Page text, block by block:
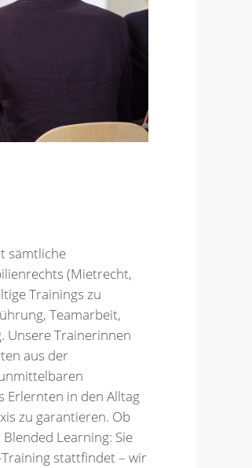
sämtliche
(Mietrecht,
Trainings zu
Teamarbeit,
Unsere Trainerinnen
aus der
Erlernten in den Alltag
zu garantieren. Ob
Learning: Sie
stattfindet – wir